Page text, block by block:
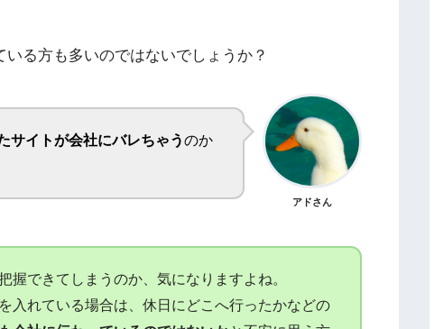
る方も多いのではないでしょうか？
サイトが会社にバレちゃうのか
アドさん
握できてしまうのか、気になりますよね。
入れている場合は、休日にどこへ行ったかなどの